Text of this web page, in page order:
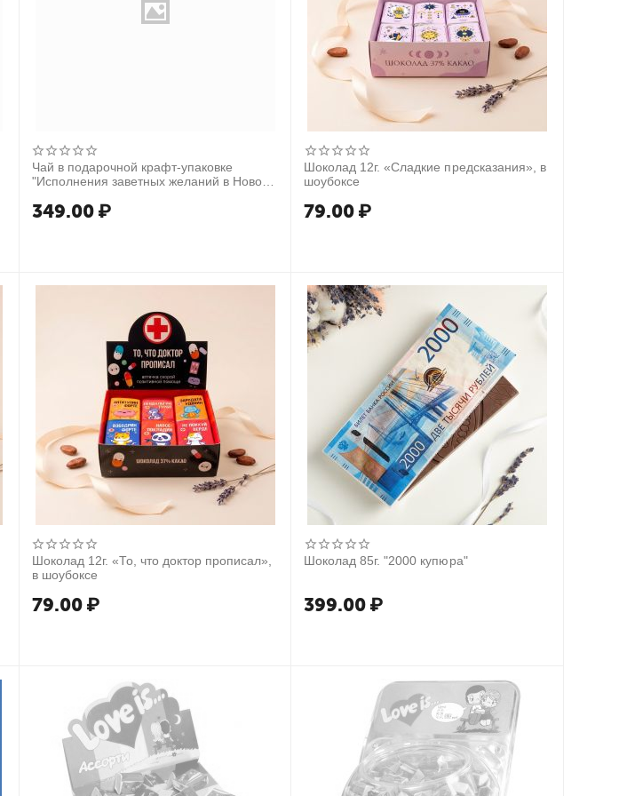
Чай в подарочной крафт-упаковке
"Исполнения заветных желаний в Новом
349.00 ₽
Шоколад 12г. «Сладкие предсказания», в
шоубоксе
79.00 ₽
Шоколад 12г. «То, что доктор прописал»,
в шоубоксе
79.00 ₽
Шоколад 85г. "2000 купюра"
399.00 ₽